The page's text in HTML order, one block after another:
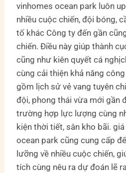
vinhomes ocean park luôn
nhiều cuộc chiến, đội bóng,
tố khác Công ty đến gần
chiến. Điều này giúp thành
cũng như kiên quyết cá
cùng cải thiện khả năng
gồm lịch sử vẻ vang tuyên
đội, phong thái vừa mới gần
trường hợp lực lượng cùng
kiện thời tiết, sân kho bãi.
ocean park cũng cung cấp
lưỡng về nhiều cuộc chiến,
tích cùng nêu ra dự đoán lẽ